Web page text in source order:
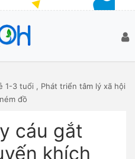
1-3 tuổi , Phát triển tâm lý xã hội
đồ
cáu gắt
khích